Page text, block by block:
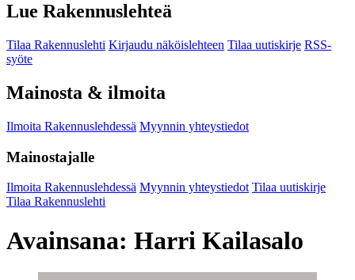
Lue Rakennuslehteä
Tilaa Rakennuslehti Kirjaudu näköislehteen Tilaa uutiskirje RSS-
syöte
Mainosta & ilmoita
Ilmoita Rakennuslehdessä Myynnin yhteystiedot
Mainostajalle
Ilmoita Rakennuslehdessä Myynnin yhteystiedot Tilaa uutiskirje
Tilaa Rakennuslehti
Avainsana: Harri Kailasalo